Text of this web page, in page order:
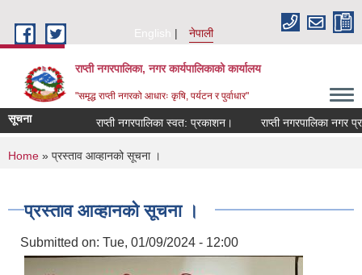
English
नेपाली
राप्ती नगरपालिका, नगर कार्यपालिकाको कार्यालय
"समृद्ध राप्ती नगरको आधारः कृषि, पर्यटन र पुर्वाधार"
सूचना राप्ती नगरपालिका स्वत: प्रकाशन। राप्ती नगरपालिका नगर
You are here
Home » प्रस्ताव आव्हानको सूचना ।
प्रस्ताव आव्हानको सूचना ।
Submitted on: Tue, 01/09/2024 - 12:00